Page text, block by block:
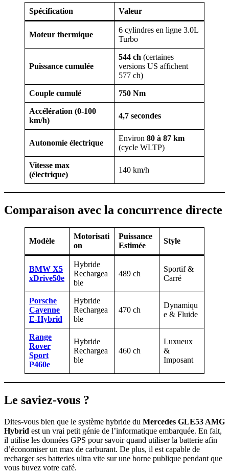
Spécification Valeur
Moteur thermique
6 cylindres en ligne 3.0L
Turbo
Puissance cumulée
544 ch (certaines
versions US affichent
577 ch)
Couple cumulé 750 Nm
Accélération (0-100
km/h)
4,7 secondes
Autonomie électrique
Environ 80 à 87 km
(cycle WLTP)
Vitesse max
(électrique)
140 km/h
Comparaison avec la concurrence directe
Modèle
Motorisati
on
Puissance
Estimée
Style
BMW X5
xDrive50e
Hybride
Rechargea
ble
489 ch
Sportif &
Carré
Porsche
Cayenne
E-Hybrid
Hybride
Rechargea
ble
470 ch
Dynamiqu
e & Fluide
Range
Rover
Sport
P460e
Hybride
Rechargea
ble
460 ch
Luxueux
&
Imposant
Le saviez-vous ?
Dites-vous bien que le système hybride du Mercedes GLE53 AMG
Hybrid est un vrai petit génie de l’informatique embarquée. En fait,
il utilise les données GPS pour savoir quand utiliser la batterie afin
d’économiser un max de carburant. De plus, il est capable de
recharger ses batteries ultra vite sur une borne publique pendant que
vous buvez votre café.